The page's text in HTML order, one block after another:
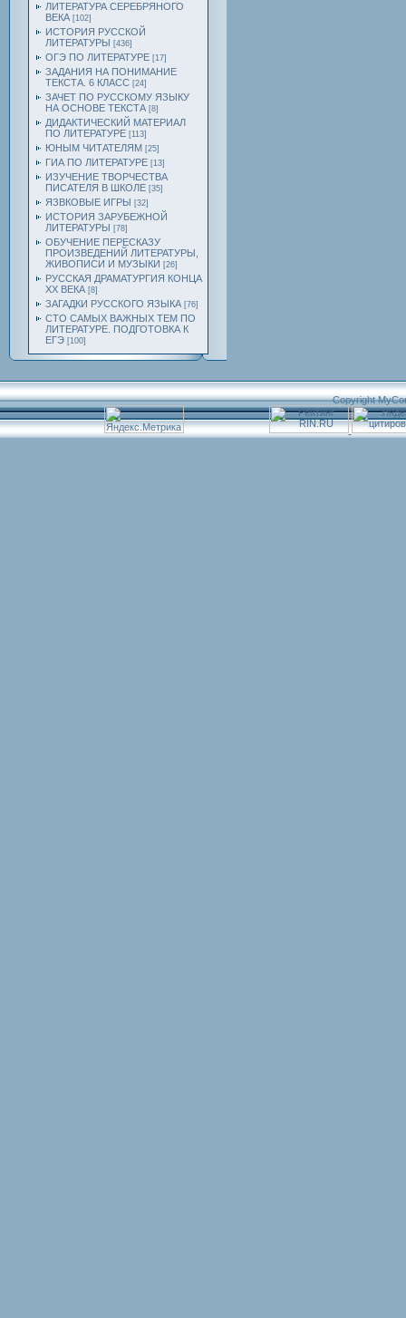
ЛИТЕРАТУРА СЕРЕБРЯНОГО
ВЕКА [102]
ИСТОРИЯ РУССКОЙ
ЛИТЕРАТУРЫ [436]
ОГЭ ПО ЛИТЕРАТУРЕ [17]
ЗАДАНИЯ НА ПОНИМАНИЕ
ТЕКСТА. 6 КЛАСС [24]
ЗАЧЕТ ПО РУССКОМУ ЯЗЫКУ
НА ОСНОВЕ ТЕКСТА [8]
ДИДАКТИЧЕСКИЙ МАТЕРИАЛ
ПО ЛИТЕРАТУРЕ [113]
ЮНЫМ ЧИТАТЕЛЯМ [25]
ГИА ПО ЛИТЕРАТУРЕ [13]
ИЗУЧЕНИЕ ТВОРЧЕСТВА
ПИСАТЕЛЯ В ШКОЛЕ [35]
ЯЗВКОВЫЕ ИГРЫ [32]
ИСТОРИЯ ЗАРУБЕЖНОЙ
ЛИТЕРАТУРЫ [78]
ОБУЧЕНИЕ ПЕРЕСКАЗУ
ПРОИЗВЕДЕНИЙ ЛИТЕРАТУРЫ,
ЖИВОПИСИ И МУЗЫКИ [26]
РУССКАЯ ДРАМАТУРГИЯ КОНЦА
ХХ ВЕКА [8]
ЗАГАДКИ РУССКОГО ЯЗЫКА [76]
СТО САМЫХ ВАЖНЫХ ТЕМ ПО
ЛИТЕРАТУРЕ. ПОДГОТОВКА К
ЕГЭ [100]
Copyright